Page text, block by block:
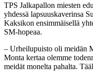
TPS Jalkapallon miesten
yhdessä lapsuuskaverinsa
Kaksikon ensimmäisellä
SM-hopeaa.
– Urheilupuisto oli meidän
Monta kertaa olemme
meidät monelta pahalta.